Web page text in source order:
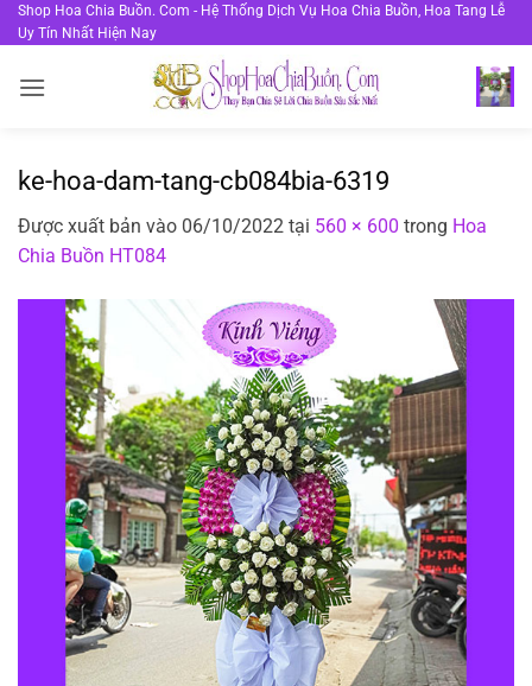
Bỏ
qua
dung
Shop Hoa Chia Buồn. Com - Hệ Thống Dịch Vụ Hoa Chia Buồn, Hoa Tang Lễ
Uy Tín Nhất Hiện Nay
ke-hoa-dam-tang-cb084bia-6319
Được xuất bản vào 06/10/2022 tại 560 × 600 trong Hoa
Chia Buồn HT084